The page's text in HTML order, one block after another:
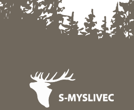
Zápatí